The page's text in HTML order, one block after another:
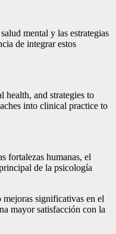
mental y las estrategias
de integrar estos
and strategies to
into clinical practice to
fortalezas humanas, el
de la psicología
significativas en el
mayor satisfacción con la